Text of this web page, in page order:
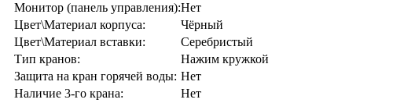
Монитор (панель управления):Нет
Цвет\Материал корпуса:
Чёрный
Цвет\Материал вставки:
Серебристый
Тип кранов:
Нажим кружкой
Защита на кран горячей воды: Нет
Наличие 3-го крана:
Нет